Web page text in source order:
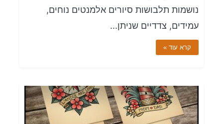
נושמות תלבושות סיורים אלמנטים נוחים,
עמידים, צדדיים שניתן...
קרא עוד »